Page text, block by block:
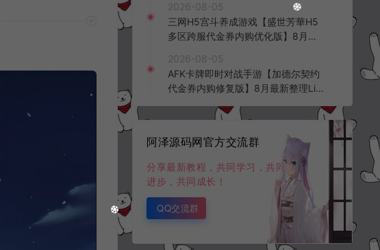
2026-08-05
三网H5宫斗养成游戏【盛世芳華H5
多区跨服代金券内购优化版】8月最
台+全资源安卓+详细搭建教程+视频
教程
2026-08-05
AFK卡牌即时对战手游【加德尔契约
代金券内购修复版】8月最新整理Lin
K授权后台+安卓苹果双端+详细搭建
阿泽源码网官方交流群
分享最新教程，共同学习，共同
进步，共同成长！
QQ交流群